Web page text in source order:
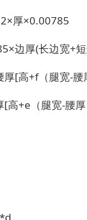
厚×0.00785
边厚(长边宽+
[高+f（腿宽-腰
高+e（腿宽-腰